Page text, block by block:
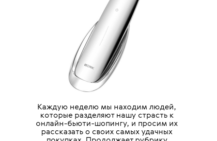
Каждую неделю мы находим людей,
которые разделяют нашу страсть к
онлайн-бьюти-шопингу, и просим их
рассказать о своих самых удачных